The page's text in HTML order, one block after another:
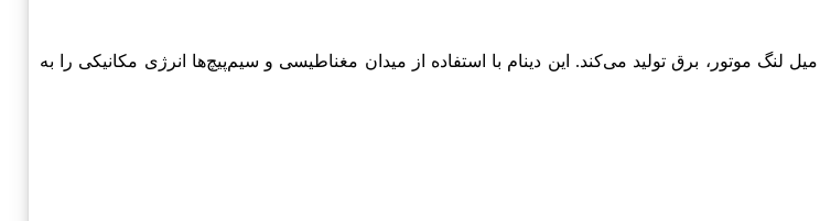
موتور، برق تولید می‌کند. این دینام با استفاده از میدان مغناطیسی و سیم‌پیچ‌ها انرژی مکانیکی را به